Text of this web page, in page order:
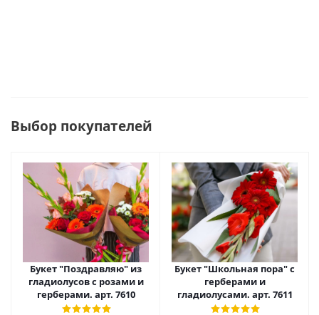
Выбор покупателей
Букет "Поздравляю" из
гладиолусов с розами и
герберами. арт. 7610
Букет "Школьная пора" с
герберами и
гладиолусами. арт. 7611